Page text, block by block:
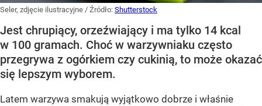
Seler, zdjęcie ilustracyjne / Źródło: Shutterstock
Jest chrupiący, orzeźwiający i ma tylko 14 kcal
w 100 gramach. Choć w warzywniaku często
przegrywa z ogórkiem czy cukinią, to może okazać
się lepszym wyborem.
Latem warzywa smakują wyjątkowo dobrze i właśnie